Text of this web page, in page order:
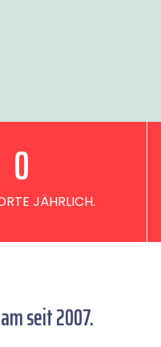
JÄHRLICH.
0
seit 2007.